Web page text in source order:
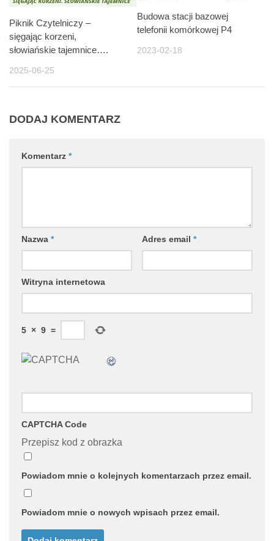
Piknik Czytelniczy –
sięgając korzeni,
słowiańskie tajemnice….
2025-06-25
Budowa stacji bazowej
telefonii komórkowej P4
2023-02-18
DODAJ KOMENTARZ
Komentarz *
Nazwa * Adres email *
Witryna internetowa
5 × 9 =
CAPTCHA Code
Przepisz kod z obrazka
Powiadom mnie o kolejnych komentarzach przez email.
Powiadom mnie o nowych wpisach przez email.